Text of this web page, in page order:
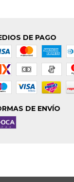
DE PAGO
DE ENVÍO